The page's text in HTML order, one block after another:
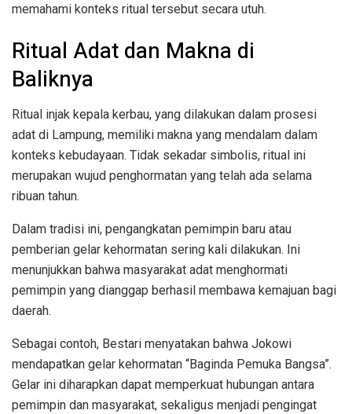
memahami konteks ritual tersebut secara utuh.
Ritual Adat dan Makna di
Baliknya
Ritual injak kepala kerbau, yang dilakukan dalam prosesi
adat di Lampung, memiliki makna yang mendalam dalam
konteks kebudayaan. Tidak sekadar simbolis, ritual ini
merupakan wujud penghormatan yang telah ada selama
ribuan tahun.
Dalam tradisi ini, pengangkatan pemimpin baru atau
pemberian gelar kehormatan sering kali dilakukan. Ini
menunjukkan bahwa masyarakat adat menghormati
pemimpin yang dianggap berhasil membawa kemajuan bagi
daerah.
Sebagai contoh, Bestari menyatakan bahwa Jokowi
mendapatkan gelar kehormatan “Baginda Pemuka Bangsa”.
Gelar ini diharapkan dapat memperkuat hubungan antara
pemimpin dan masyarakat, sekaligus menjadi pengingat